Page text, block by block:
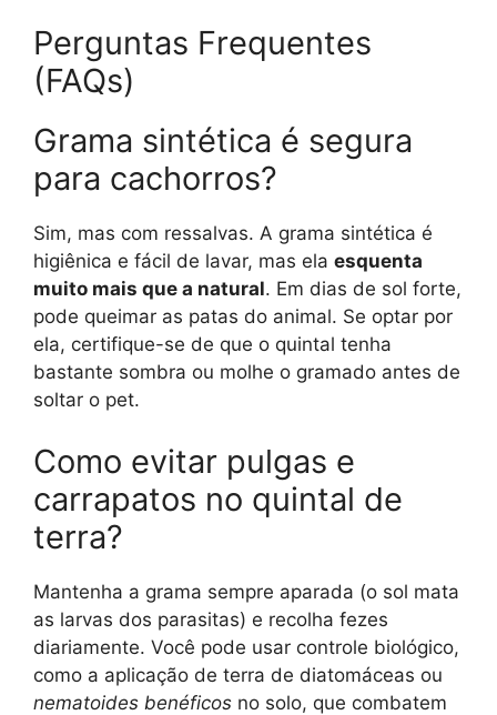
Perguntas Frequentes
(FAQs)
Grama sintética é segura
para cachorros?
Sim, mas com ressalvas. A grama sintética é
higiênica e fácil de lavar, mas ela esquenta
muito mais que a natural. Em dias de sol forte,
pode queimar as patas do animal. Se optar por
ela, certifique-se de que o quintal tenha
bastante sombra ou molhe o gramado antes de
soltar o pet.
Como evitar pulgas e
carrapatos no quintal de
terra?
Mantenha a grama sempre aparada (o sol mata
as larvas dos parasitas) e recolha fezes
diariamente. Você pode usar controle biológico,
como a aplicação de terra de diatomáceas ou
nematoides benéficos no solo, que combatem